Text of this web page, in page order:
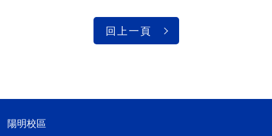
回上一頁
陽明校區